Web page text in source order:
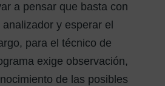
a pensar que basta con
y esperar el
para el técnico de
exige observación,
de las posibles